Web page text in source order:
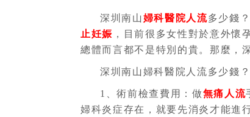
深圳南山婦科醫院人流多少錢
止妊娠 ，目前很多女性對於意外懷
總體而言都不是特別的貴。那麼，
深圳南山婦科醫院人流多少錢
1、術前檢查費用：做無痛人流
婦科炎症存在，就要先消炎才能進